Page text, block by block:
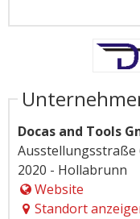
Docas and Tools
Ausstellungsstraße
2020 - Hollabrunn
Website
Standort